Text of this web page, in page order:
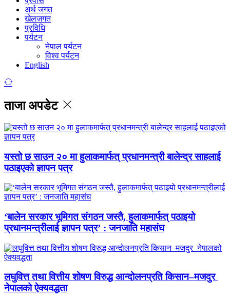
अर्थ जगत
खेलजगत
प्रविधि
पर्यटन
नेपाल पर्यटन
विश्व पर्यटन
English
ताजा अपडेट
यस्तो छ साउन २० मा हुलाकमार्फत् प्रधानमन्त्री बालेन्द्र साहलाई
पठाइएको ज्ञापन पत्र
‘बालेन सरकार भूमिगत संगठन जस्तै, हुलाकमार्फत् पठाइयो
प्रधानमन्त्रीलाई ज्ञापन पत्र’ : जनजाति महासंघ
लघुवित्त तथा वित्तीय शोषण विरुद्ध आन्दोलनप्रति किसान–मजदुर
नेपालको ऐक्यवद्धता